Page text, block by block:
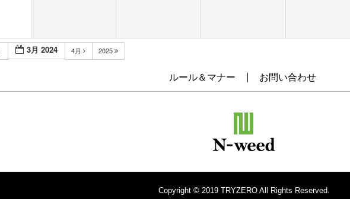
3月 2024 4月 2025
ルール＆マナー お問い合わせ
Copyright © 2019 TRYZERO All Rights Reserved.